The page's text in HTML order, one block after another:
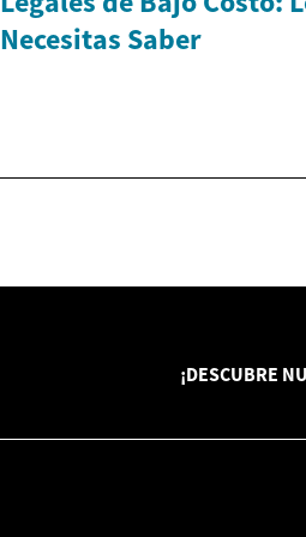
Necesitas Saber
¡DESCUBRE